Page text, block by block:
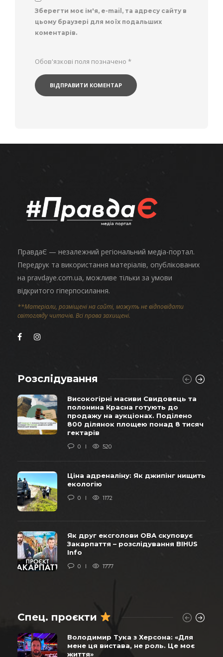
Зберегти моє ім'я, e-mail, та адресу сайту в
цьому браузері для моїх подальших
коментарів.
Обов'язкові поля позначено *
ПравдаЄ — незалежний регіональний медіа-портал.
Передрук та використання матеріалів, опублікованих
на pravdaye.com.ua, можливе тільки за умови
відкритого гіперпосилання.
**Матеріали, розміщені на сайті, можуть не відповідати
світогляду читачів. Всі права захищені.
Розслідування
Високогірні масиви Свидовець та
полонина Красна готують до
продажу на аукціонах. Поділено
800 ділянок площею понад 8 тисяч
гектарів
0 520
Ціна адреналіну: Як джипінг нищить
екологію
0 1172
Як друг ексголови ОВА скуповує
Закарпаття – розслідування BIHUS
Info
0 1777
Спец. проєкти
Володимир Тука з Херсона: «Для
мене ця вистава, не роль. Це моє
життя»